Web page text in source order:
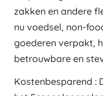
zakken en andere
nu voedsel, non-
goederen verpakt,
betrouwbare en
Kostenbesparend :